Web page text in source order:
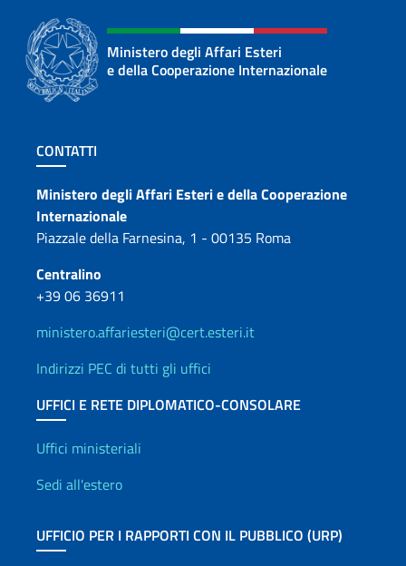
Ministero degli Affari Esteri
e della Cooperazione Internazionale
Sezione footer
CONTATTI
Contatti
Ministero degli Affari Esteri e della Cooperazione
Internazionale
Piazzale della Farnesina, 1 - 00135 Roma
Centralino
+39 06 36911
ministero.affariesteri@cert.esteri.it
Indirizzi PEC di tutti gli uffici
UFFICI E RETE DIPLOMATICO-CONSOLARE
Uffici e Rete diplomatica
Uffici ministeriali
Sedi all'estero
UFFICIO PER I RAPPORTI CON IL PUBBLICO (URP)